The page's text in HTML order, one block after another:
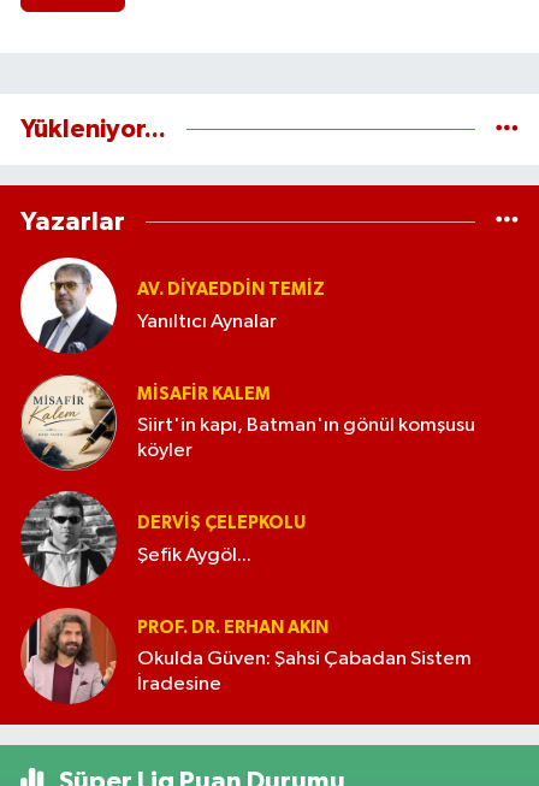
Yükleniyor...
Yazarlar
AV. DIYAEDDIN TEMIZ
Yanıltıcı Aynalar
MISAFIR KALEM
Siirt'in kapı, Batman'ın gönül komşusu
köyler
DERVIŞ ÇELEPKOLU
Şefik Aygöl...
PROF. DR. ERHAN AKIN
Okulda Güven: Şahsi Çabadan Sistem
İradesine